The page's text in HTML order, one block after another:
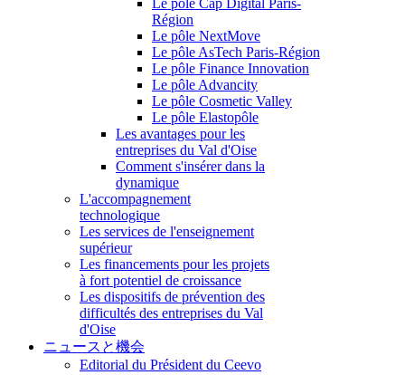
Le pôle Cap Digital Paris-
Région
Le pôle NextMove
Le pôle AsTech Paris-Région
Le pôle Finance Innovation
Le pôle Advancity
Le pôle Cosmetic Valley
Le pôle Elastopôle
Les avantages pour les
entreprises du Val d'Oise
Comment s'insérer dans la
dynamique
L'accompagnement
technologique
Les services de l'enseignement
supérieur
Les financements pour les projets
à fort potentiel de croissance
Les dispositifs de prévention des
difficultés des entreprises du Val
d'Oise
ニュースと機会
Editorial du Président du Ceevo